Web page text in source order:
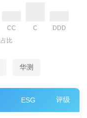
华测
ESG 评级